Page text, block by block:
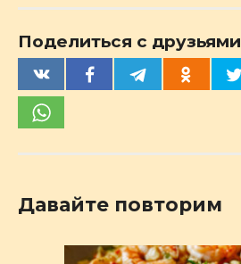
Поделиться с друзьями
Давайте повторим